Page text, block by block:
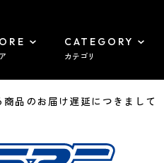
CATEGORY
カテゴリ
品のお届け遅延につきまして